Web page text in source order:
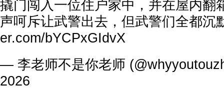
撬门闯入一位住户家中，并在屋内翻
声呵斥让武警出去，但武警们全都
er.com/bYCPxGIdvX
— 李老师不是你老师
2026